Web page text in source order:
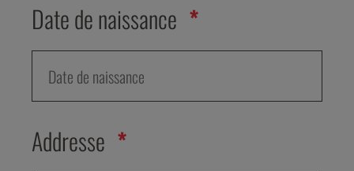
Date de naissance
Addresse